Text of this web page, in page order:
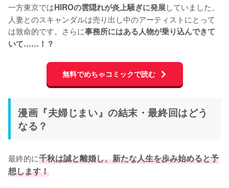
一方東京ではHIROの雲隠れが炎上騒ぎに発展していました。
人妻とのスキャンダルは売り出し中のアーティストにとって
は致命的です。さらに事務所にはある人物が乗り込んできて
いて……！？
無料でめちゃコミックで読む
漫画『夫婦じまい』の結末・最終回はどう
なる？
最終的に千秋は誠と離婚し、新たな人生を歩み始めると予
想します！